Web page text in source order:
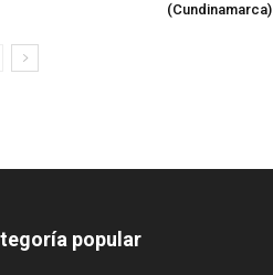
(Cundinamarca)
popular